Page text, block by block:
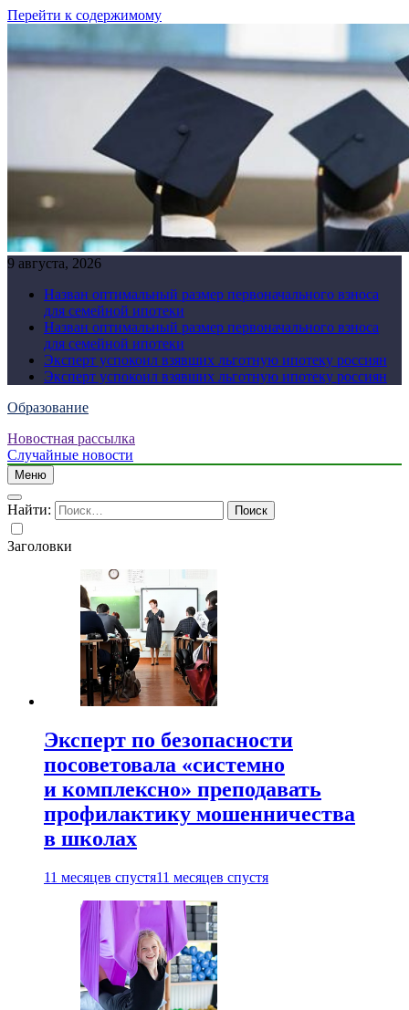
Перейти к содержимому
9 августа, 2026
Назван оптимальный размер первоначального взноса
для семейной ипотеки
Назван оптимальный размер первоначального взноса
для семейной ипотеки
Эксперт успокоил взявших льготную ипотеку россиян
Эксперт успокоил взявших льготную ипотеку россиян
Образование
Новостная рассылка
Случайные новости
Меню
Найти:
Заголовки
Эксперт по безопасности
посоветовала «системно
и комплексно» преподавать
профилактику мошенничества
в школах
11 месяцев спустя11 месяцев спустя